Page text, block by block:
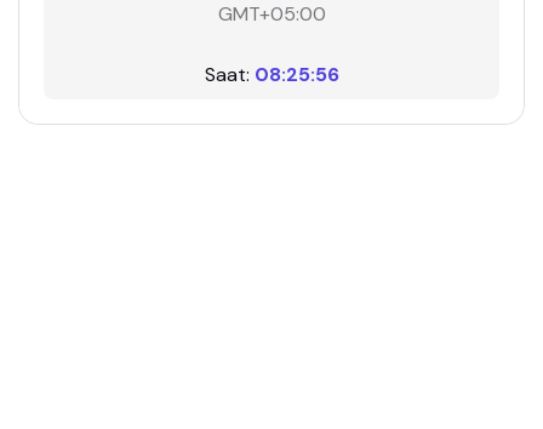
GMT+05:00
Saat: 08:25:56